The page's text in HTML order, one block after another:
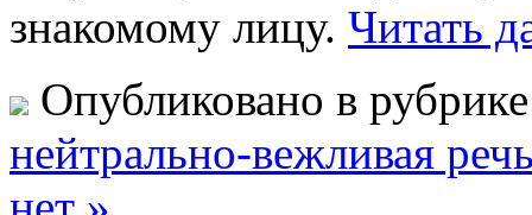
знакомому лицу. Читать
Опубликовано в
нейтрально-вежливая